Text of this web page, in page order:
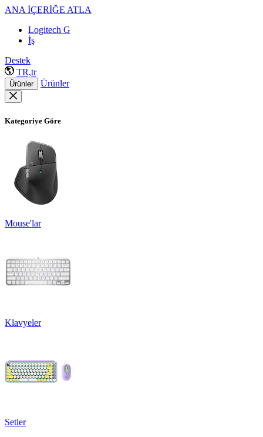
ANA İÇERİĞE ATLA
Logitech G
İş
Destek
TR,tr
Ürünler Ürünler
Kategoriye Göre
Mouse'lar
Klavyeler
Setler